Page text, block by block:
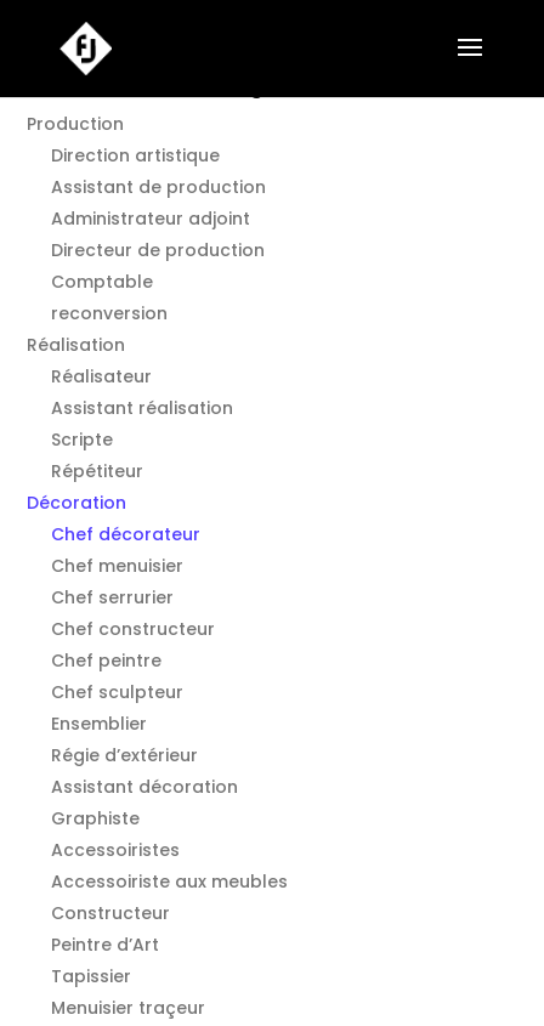
Annuaire Film en Languedoc O.
Production
Direction artistique
Assistant de production
Administrateur adjoint
Directeur de production
Comptable
reconversion
Réalisation
Réalisateur
Assistant réalisation
Scripte
Répétiteur
Décoration
Chef décorateur
Chef menuisier
Chef serrurier
Chef constructeur
Chef peintre
Chef sculpteur
Ensemblier
Régie d’extérieur
Assistant décoration
Graphiste
Accessoiristes
Accessoiriste aux meubles
Constructeur
Peintre d’Art
Tapissier
Menuisier traçeur